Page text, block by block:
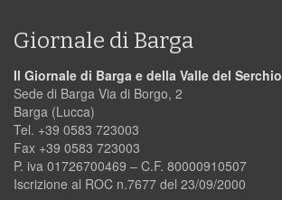
Giornale di Barga
Il Giornale di Barga e della Valle del Serchio
Sede di Barga Via di Borgo, 2
Barga (Lucca)
Tel. +39 0583 723003
Fax +39 0583 723003
P. iva 01726700469 – C.F. 80000910507
Iscrizione al ROC n.7677 del 23/09/2000